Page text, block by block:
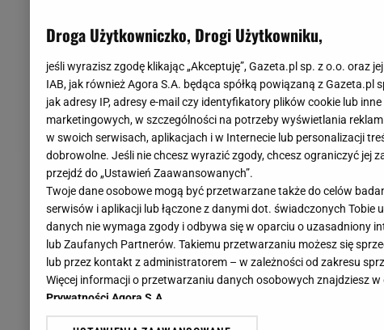
Droga Użytkowniczko, Drogi Użytkowniku,
jeśli wyrazisz zgodę klikając „Akceptuję”, Gazeta.pl sp. z o.o. oraz
IAB, jak również Agora S.A. będąca spółką powiązaną z
jak adresy IP, adresy e-mail czy identyfikatory plików cookie lub
marketingowych, w szczególności na potrzeby wyświetlania
w swoich serwisach, aplikacjach i w Internecie lub personalizacji
dobrowolne. Jeśli nie chcesz wyrazić zgody, chcesz ograniczyć jej
przejdź do „Ustawień Zaawansowanych”.
Twoje dane osobowe mogą być przetwarzane także do celów
serwisów i aplikacji lub łączone z danymi dot. świadczonych Tobie
danych nie wymaga zgody i odbywa się w oparciu o uzasadniony
lub Zaufanych Partnerów. Takiemu przetwarzaniu możesz się
lub przez kontakt z administratorem – w zależności od zakresu
Więcej informacji o przetwarzaniu danych osobowych znajdziesz w
Prywatności Agora S.A.